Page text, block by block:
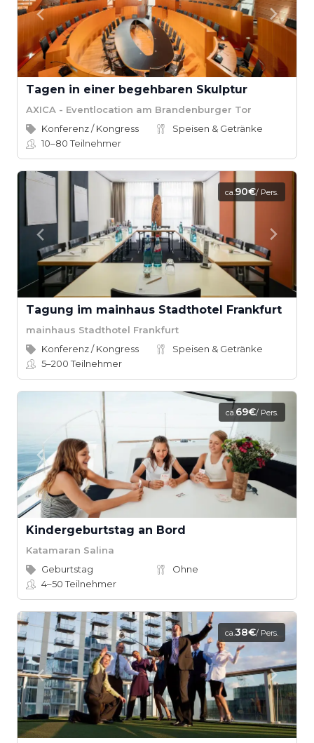
Tagen in einer begehbaren Skulptur
AXICA - Eventlocation am Brandenburger Tor
Konferenz / Kongress
Speisen & Getränke
10–80Teilnehmer
ca.90€/ Pers.
Tagung im mainhaus Stadthotel Frankfurt
mainhaus Stadthotel Frankfurt
Konferenz / Kongress
Speisen & Getränke
5–200Teilnehmer
ca.69€/ Pers.
Kindergeburtstag an Bord
Katamaran Salina
Geburtstag
Ohne
4–50Teilnehmer
ca.38€/ Pers.